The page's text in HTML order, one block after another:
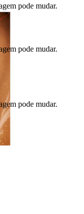
pode mudar.
pode mudar.
pode mudar.